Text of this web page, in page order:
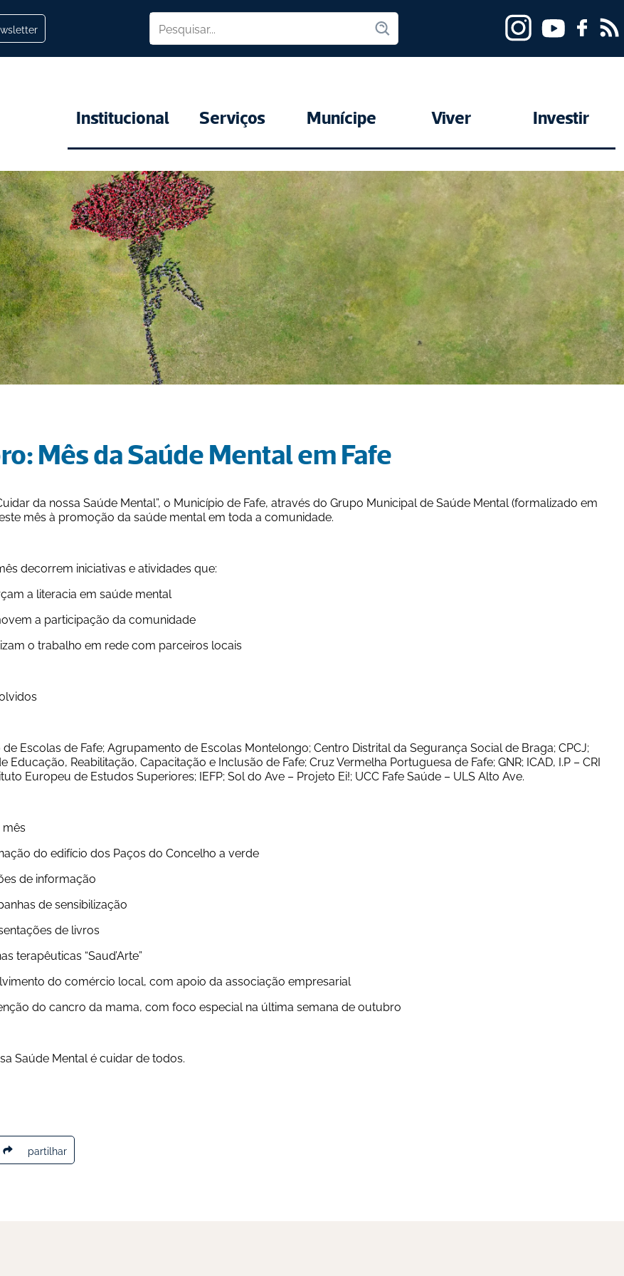
Institucional Serviços Munícipe Viver Investir
Mês da Saúde Mental em Fafe
da nossa Saúde Mental”, o Município de Fafe, através do Grupo Municipal de Saúde Mental (formalizado em
mês à promoção da saúde mental em toda a comunidade.
decorrem iniciativas e atividades que:
a literacia em saúde mental
a participação da comunidade
o trabalho em rede com parceiros locais
Escolas de Fafe; Agrupamento de Escolas Montelongo; Centro Distrital da Segurança Social de Braga; CPCJ;
Educação, Reabilitação, Capacitação e Inclusão de Fafe; Cruz Vermelha Portuguesa de Fafe; GNR; ICAD, I.P – CRI
Europeu de Estudos Superiores; IEFP; Sol do Ave – Projeto Ei!; UCC Fafe Saúde – ULS Alto Ave.
do edifício dos Paços do Concelho a verde
de informação
de sensibilização
de livros
terapêuticas “Saud’Arte”
do comércio local, com apoio da associação empresarial
do cancro da mama, com foco especial na última semana de outubro
Saúde Mental é cuidar de todos.
partilhar